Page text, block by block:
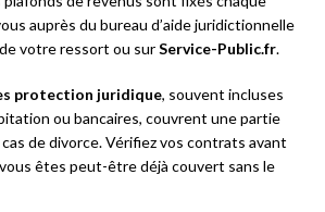
auprès du bureau d’aide juridictionnelle
votre ressort ou surService-Public.fr.
protection juridique, souvent incluses
ou bancaires, couvrent une partie
de divorce. Vérifiez vos contrats avant
vous êtes peut-être déjà couvert sans le